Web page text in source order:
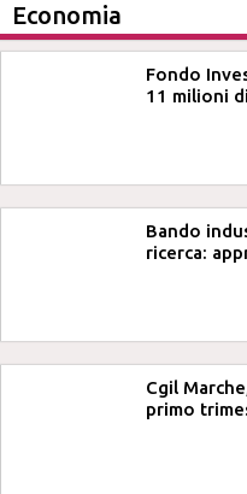
Economia
Fondo
11 milioni
Bando
ricerca:
Cgil
primo